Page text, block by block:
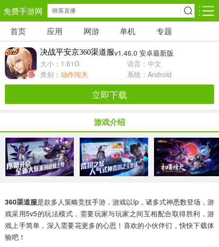
免费手游网
安卓网游 安卓单机 安卓应用
角色扮演
策略塔防
射击枪战
仙侠网游 棋牌游戏 音乐游戏
儿童教育 体育运动
首页 应用 网游 单机 专题
决战平安京360渠道服v1.46.0 安卓最新版
大小：1.61G
语言：中文
类别： 动作闯关 系统：Android
立即下载
游戏介绍
360渠道服是款多人策略竞技手游，游戏以ip，诸多式神悉数登场，游
戏采用5v5的玩法模式，需要玩家与玩家之间互相配合取得胜利，游
戏上手简单，深入需要花更多的心思！喜欢的小伙伴们，快快下载体
验吧！